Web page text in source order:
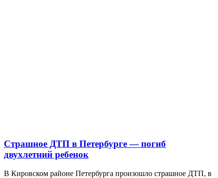
Страшное ДТП в Петербурге — погиб
двухлетний ребенок
В Кировском районе Петербурга произошло страшное ДТП, в